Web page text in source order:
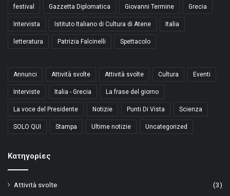
festival Gazzetta Diplomatica Giovanni Termine Grecia
Intervista Istituto Italiano di Cultura di Atene Italia
letteratura Patrizia Falcinelli Spettacolo
Annunci Attività svolte Attività svolte Cultura Eventi
Interviste Italia - Grecia La frase del giorno
La voce del Presidente Notizie Punti Di Vista Scienza
SOLO QUI Stampa Ultime notizie Uncategorized
Kατηγορίες
Attività svolte
(3)